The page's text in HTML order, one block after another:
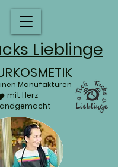
Lieblinge
Manufakturen
mit Herz